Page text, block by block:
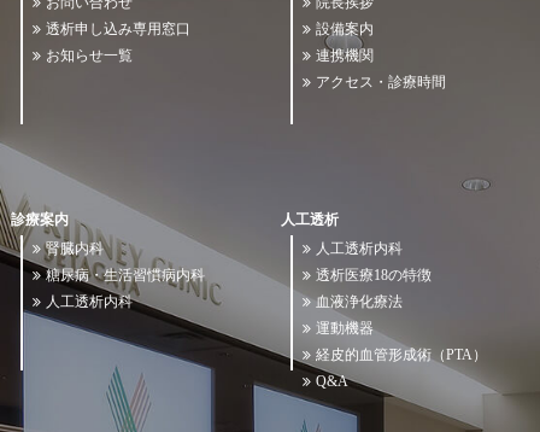
透析申し込み専用窓口
お知らせ一覧
設備案内
連携機関
アクセス・診療時間
診療案内
腎臓内科
糖尿病・生活習慣病内科
人工透析内科
人工透析
人工透析内科
透析医療18の特徴
血液浄化療法
運動機器
経皮的血管形成術（PTA）
Q&A